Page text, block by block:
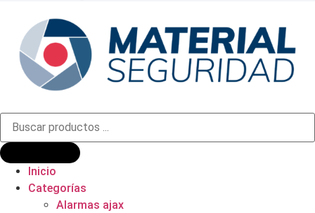
Búsqueda
productos
Inicio
Categorías
Alarmas ajax